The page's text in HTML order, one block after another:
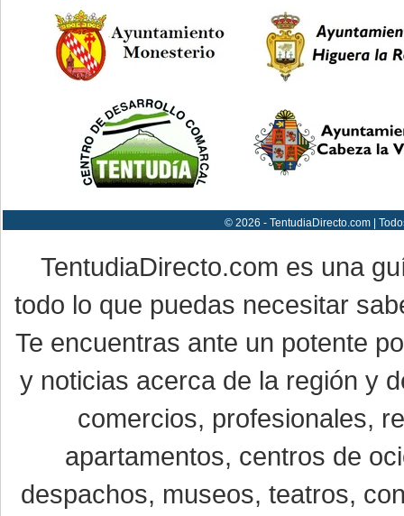
© 2026 - TentudiaDirecto.com |
TentudiaDirecto.com es una
todo lo que puedas necesitar
Te encuentras ante un potente
y noticias acerca de la región y
comercios, profesionales,
apartamentos, centros de
despachos, museos, teatros,